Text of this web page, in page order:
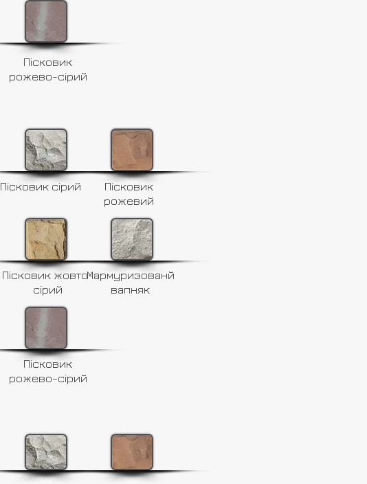
Пісковик
рожево-сірий
Пісковик сірий
Пісковик
рожевий
Пісковик жовто-
сірий
Мармуризованй
вапняк
Пісковик
рожево-сірий